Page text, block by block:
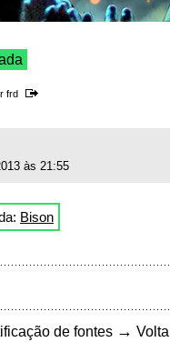
frd
às 21:55
Bison
de fontes →